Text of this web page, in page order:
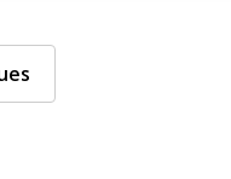
du produit
pages